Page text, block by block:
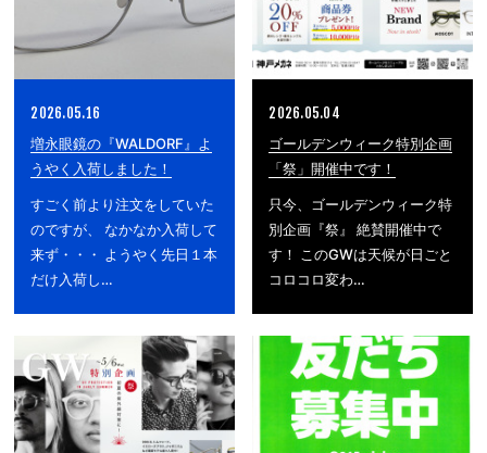
2026.05.16
増永眼鏡の『WALDORF』よ
うやく入荷しました！
すごく前より注文をしていた
のですが、 なかなか入荷して
来ず・・・ ようやく先日１本
だけ入荷し…
2026.05.04
ゴールデンウィーク特別企画
「祭」開催中です！
只今、ゴールデンウィーク特
別企画『祭』 絶賛開催中で
す！ このGWは天候が日ごと
コロコロ変わ…